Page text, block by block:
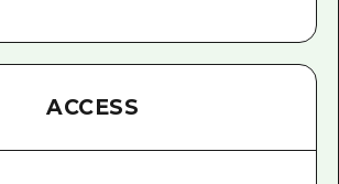
ACCESS